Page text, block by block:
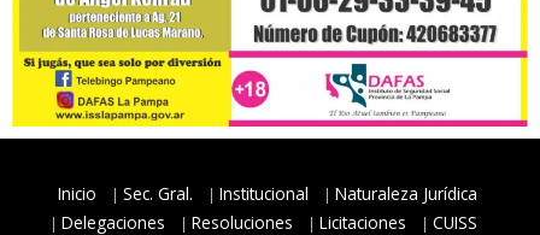
Inicio Sec. Gral. Institucional
Naturaleza Jurídica
Delegaciones
Resoluciones Licitaciones CUISS